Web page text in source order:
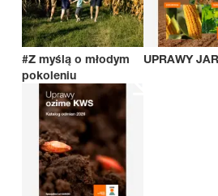
#Z myślą o młodym
pokoleniu
UPRAWY